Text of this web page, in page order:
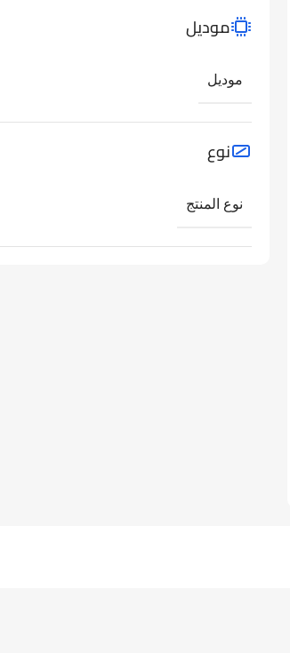
موديل
موديل
نوع
نوع المنتج